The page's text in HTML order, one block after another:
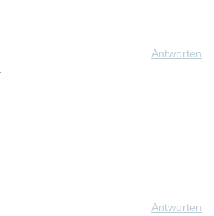
Antworten
Antworten